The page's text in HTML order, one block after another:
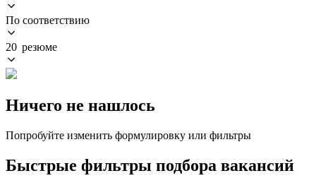
По соответствию
20 резюме
Ничего не нашлось
Попробуйте изменить формулировку или фильтры
Быстрые фильтры подбора вакансий